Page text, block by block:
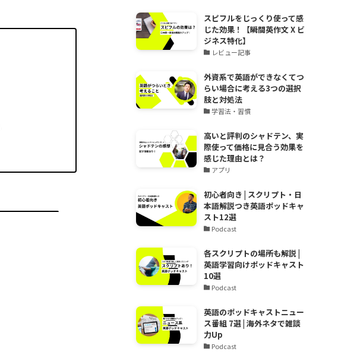
スピフルをじっくり使って感
じた効果！【瞬間英作文 X ビ
ジネス特化】
レビュー記事
外資系で英語ができなくてつ
らい場合に考える3つの選択
肢と対処法
学習法・習慣
高いと評判のシャドテン、実
際使って価格に見合う効果を
感じた理由とは？
アプリ
初心者向き | スクリプト・日
本語解説つき英語ポッドキャ
スト12選
Podcast
各スクリプトの場所も解説 |
英語学習向けポッドキャスト
10選
Podcast
英語のポッドキャストニュー
ス番組 7選 | 海外ネタで雑談
力Up
Podcast